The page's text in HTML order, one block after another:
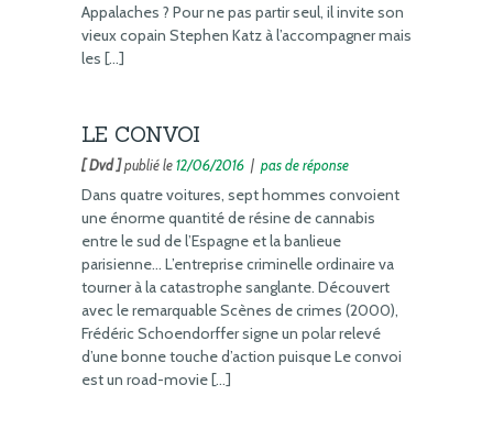
Appalaches ? Pour ne pas partir seul, il invite son
vieux copain Stephen Katz à l’accompagner mais
les […]
LE CONVOI
[ Dvd ]publié le12/06/2016 | pas de réponse
Dans quatre voitures, sept hommes convoient
une énorme quantité de résine de cannabis
entre le sud de l’Espagne et la banlieue
parisienne… L’entreprise criminelle ordinaire va
tourner à la catastrophe sanglante. Découvert
avec le remarquable Scènes de crimes (2000),
Frédéric Schoendorffer signe un polar relevé
d’une bonne touche d’action puisque Le convoi
est un road-movie […]